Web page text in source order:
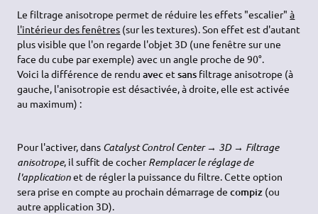
Le filtrage anisotrope permet de réduire les effets "escalier"à
l'intérieur des fenêtres (sur les textures). Son effet est d'autant
plus visible que l'on regarde l'objet 3D (une fenêtre sur une
face du cube par exemple) avec un angle proche de 90°.
Voici la différence de renduavecetsans filtrage anisotrope (à
gauche, l'anisotropie est désactivée, à droite, elle est activée
au maximum) :
Pour l'activer, dans Catalyst Control Center → 3D → Filtrage
anisotrope, il suffit de cocherRemplacer le réglage de
l'applicationet de régler la puissance du filtre. Cette option
sera prise en compte au prochain démarrage decompiz (ou
autre application 3D).